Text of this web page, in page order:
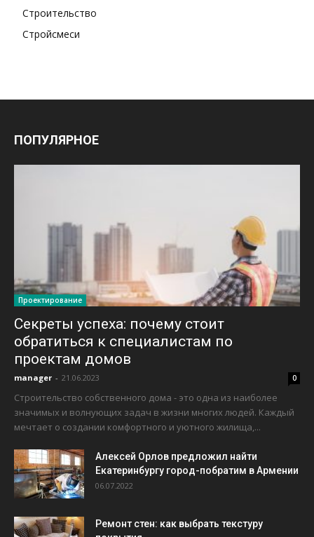
Строительство
Стройсмеси
ПОПУЛЯРНОЕ
Проектирование
Секреты успеха: почему стоит
обратиться к специалистам по
проектам домов
manager - 21.06.2023 0
Строительство собственного дома - это одна из наиболее
значимых и волнующих задач в жизни многих людей. Каждый
мечтает о создании комфортного и уютного жилища,...
Алексей Орлов предложил найти
Екатеринбургу город-побратим в Армении
06.07.2022
Ремонт стен: как выбрать текстуру